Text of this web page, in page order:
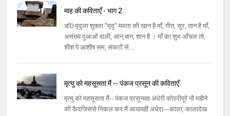
माह की कविताएँ - भाग 2
डॉ0 मृदुला शुक्ला "मृदु" ममता की खान है माँ, गीत, सुर, तान है माँ,
असंख्य दुआओं वाली, आन,बान, शान है । माँ का शुभ आँचल तो,
शीश पे आशीष सम, संकटों से...
मृत्यु को महसूसता मैं -- पंकज प्रसून की कविताएँ
मृत्यु को महसूसता मैं-- पंकज प्रसूनवह अंधेरी कोठरीपूरे नौ महीने
की कैदजिससे निकल कर मैं आयावहीं अंधेरा---काला, कालादेख